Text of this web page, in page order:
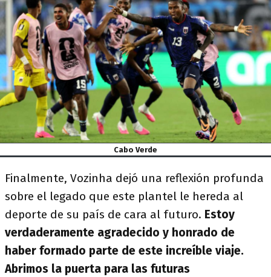
Cabo Verde
Finalmente, Vozinha dejó una reflexión profunda
sobre el legado que este plantel le hereda al
deporte de su país de cara al futuro. Estoy
verdaderamente agradecido y honrado de
haber formado parte de este increíble viaje.
Abrimos la puerta para las futuras